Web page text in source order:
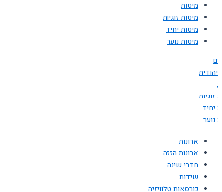
מיטות
מיטות זוגיות
מיטות יחיד
מיטות נוער
יהודית
זוגיות
יחיד
נוער
ארונות
ארונות הזזה
חדרי שינה
שידות
כורסאות טלוויזיה